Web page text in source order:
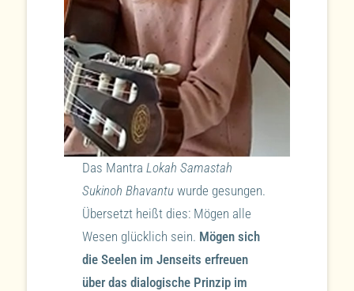
Das MantraLokah Samastah
Sukinoh Bhavantu wurde gesungen.
Übersetzt heißt dies: Mögen alle
Wesen glücklich sein. Mögen sich
die Seelen im Jenseits erfreuen
über das dialogische Prinzip im